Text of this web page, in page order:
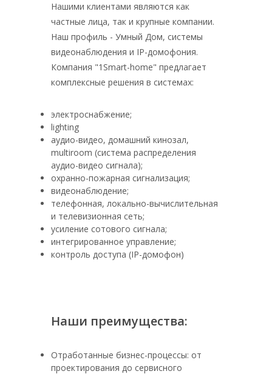
Нашими клиентами являются как
частные лица, так и крупные компании.
Наш профиль - Умный Дом, системы
видеонаблюдения и IP-домофония.
Компания "1Smart-home" предлагает
комплексные решения в системах:
электроснабжение;
lighting
аудио-видео, домашний кинозал,
multiroom (система распределения
аудио-видео сигнала);
охранно-пожарная сигнализация;
видеонаблюдение;
телефонная, локально-вычислительная
и телевизионная сеть;
усиление сотового сигнала;
интегрированное управление;
контроль доступа (IP-домофон)
Наши преимущества:
Отработанные бизнес-процессы: от
проектирования до сервисного